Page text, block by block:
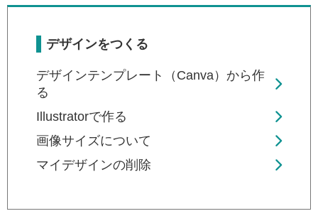
デザインをつくる
デザインテンプレート（Canva）から作
る
Illustratorで作る
画像サイズについて
マイデザインの削除